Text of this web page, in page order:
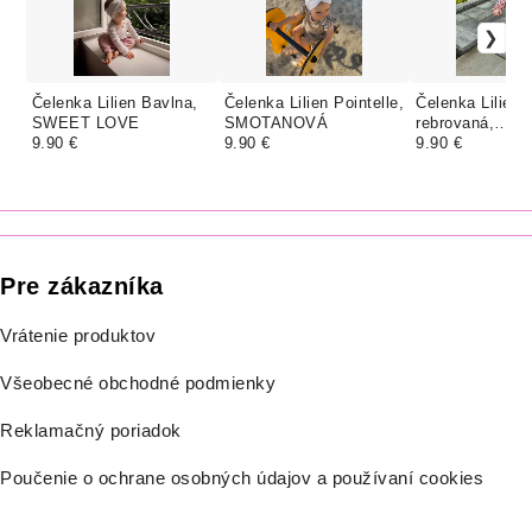
Čelenka Lilien Bavlna,
SWEET LOVE
9.90 €
Čelenka Lilien Pointelle,
SMOTANOVÁ
9.90 €
Čelenka Lilien
rebrovaná,
CAPPUCCINO
9.90 €
Pre zákazníka
Vrátenie produktov
Všeobecné obchodné podmienky
Reklamačný poriadok
Poučenie o ochrane osobných údajov a používaní cookies